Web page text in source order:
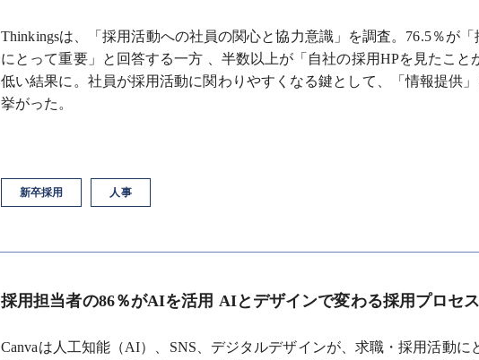
Thinkingsは、「採用活動への社員の関心と協力意識」を調査。76.5％が
にとって重要」と回答する一方 、半数以上が「自社の採用HPを見たこと
低い結果に。社員が採用活動に関わりやすくなる鍵として、「情報提供
挙がった。
新卒採用 人事
採用担当者の86％がAIを活用 AIとデザインで変わる採用プロセス
Canvaは人工知能（AI）、SNS、デジタルデザインが、求職・採用活動に